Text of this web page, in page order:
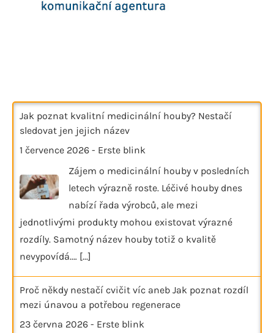
Jak poznat kvalitní medicinální houby? Nestačí
sledovat jen jejich název
1 července 2026 - Erste blink
Zájem o medicinální houby v posledních
letech výrazně roste. Léčivé houby dnes
nabízí řada výrobců, ale mezi
jednotlivými produkty mohou existovat výrazné
rozdíly. Samotný název houby totiž o kvalitě
nevypovídá.… [...]
Proč někdy nestačí cvičit víc aneb Jak poznat rozdíl
mezi únavou a potřebou regenerace
23 června 2026 - Erste blink